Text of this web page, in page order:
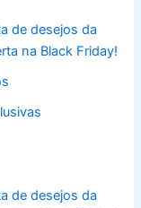
de desejos da
na Black Friday!
de desejos da